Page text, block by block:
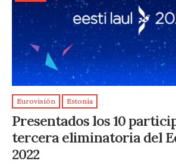
Eurovisión Estonia
Presentados los 10
tercera eliminatoria del
2022